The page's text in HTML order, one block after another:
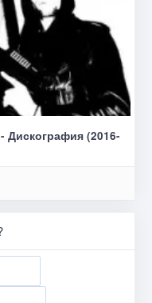
Дискография (2016-